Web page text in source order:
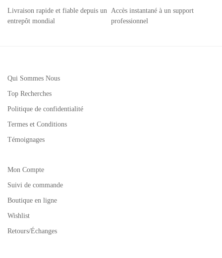
Livraison rapide et fiable depuis un
entrepôt mondial
Accès instantané à un support
professionnel
Qui Sommes Nous
Top Recherches
Politique de confidentialité
Termes et Conditions
Témoignages
Mon Compte
Suivi de commande
Boutique en ligne
Wishlist
Retours/Échanges